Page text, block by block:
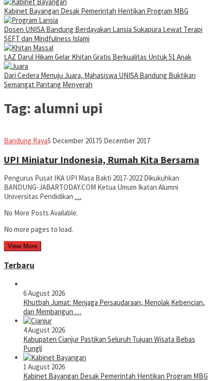
Kabinet Bayangan Desak Pemerintah Hentikan Program MBG
Dosen UNISA Bandung Berdayakan Lansia Sukapura Lewat Terapi
SEFT dan Mindfulness Islami
LAZ Darul Hikam Gelar Khitan Gratis Berkualitas Untuk 51 Anak
Dari Cedera Menuju Juara, Mahasiswa UNISA Bandung Buktikan
Semangat Pantang Menyerah
Tag: alumni upi
Bandung RayaJabar
5 December 20175 December 2017
UPI Miniatur Indonesia, Rumah Kita Bersama
Pengurus Pusat IKA UPI Masa Bakti 2017-2022 Dikukuhkan
BANDUNG-JABARTODAY.COM Ketua Umum Ikatan Alumni
Universitas Pendidikan …
No More Posts Available.
No more pages to load.
View More
Terbaru
6 August 2026
Khutbah Jumat: Menjaga Persaudaraan, Menolak Kebencian,
dan Membangun …
4 August 2026
Kabupaten Cianjur Pastikan Seluruh Tujuan Wisata Bebas
Pungli
1 August 2026
Kabinet Bayangan Desak Pemerintah Hentikan Program MBG